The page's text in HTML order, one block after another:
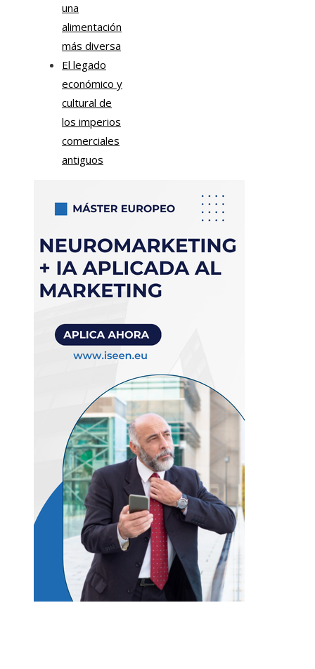
una
alimentación
más diversa
El legado
económico y
cultural de
los imperios
comerciales
antiguos